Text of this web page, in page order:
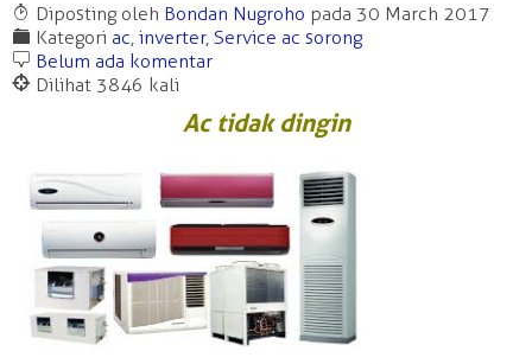
T Diposting oleh Bondan Nugroho pada 30 March 2017
F Kategori ac, inverter, Service ac sorong
b Belum ada komentar
@ Dilihat 3846 kali
Ac tidak dingin